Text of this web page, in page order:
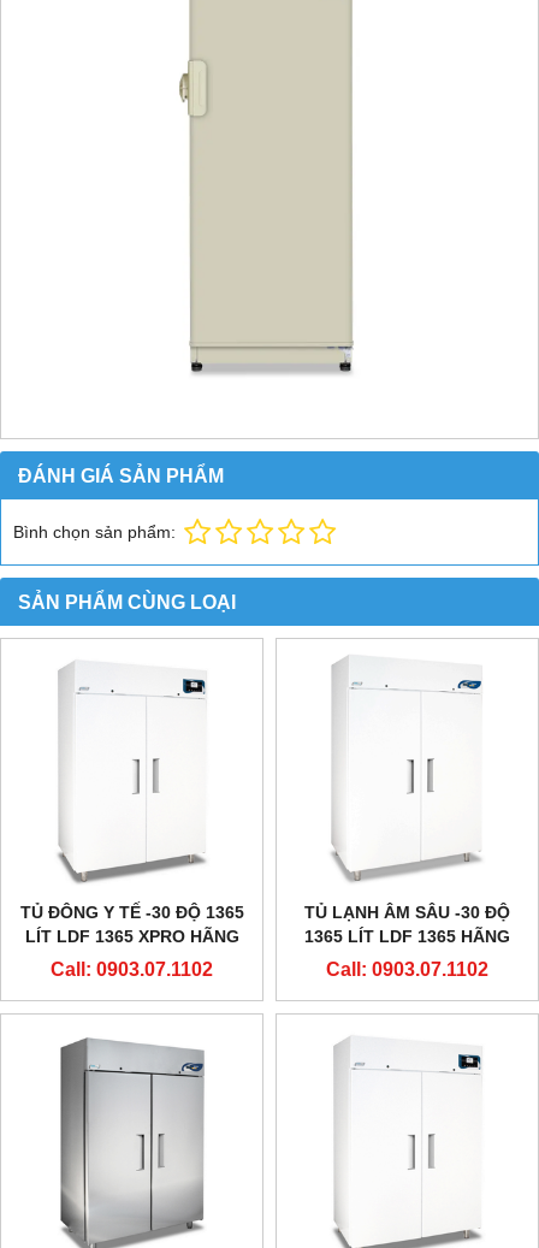
ĐÁNH GIÁ SẢN PHẨM
Bình chọn sản phẩm:
SẢN PHẨM CÙNG LOẠI
TỦ ĐÔNG Y TẾ -30 ĐỘ 1365
LÍT LDF 1365 XPRO HÃNG
EVERMED - Ý
Call: 0903.07.1102
TỦ LẠNH ÂM SÂU -30 ĐỘ
1365 LÍT LDF 1365 HÃNG
EVERMED - Ý
Call: 0903.07.1102